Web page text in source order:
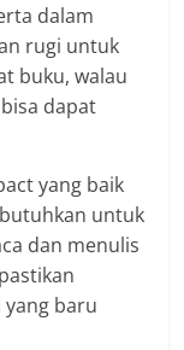
dalam
rugi untuk
buku, walau
dapat
yang baik
untuk
dan menulis
baru